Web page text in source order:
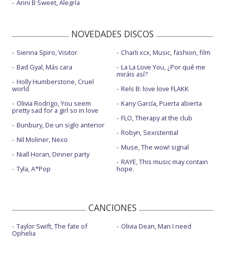
Anni B Sweet, Alegría
NOVEDADES DISCOS
Sienna Spiro, Visitor
Bad Gyal, Más cara
Holly Humberstone, Cruel
world
Olivia Rodrigo, You seem
pretty sad for a girl so in love
Bunbury, De un siglo anterior
Nil Moliner, Nexo
Niall Horan, Dinner party
Tyla, A*Pop
Charli xcx, Music, fashion, film
La La Love You, ¿Por qué me
miráis así?
Rels B: love love FLAKK
Kany García, Puerta abierta
FLO, Therapy at the club
Robyn, Sexistential
Muse, The wow! signal
RAYE, This music may contain
hope.
CANCIONES
Taylor Swift, The fate of
Ophelia
Olivia Dean, Man I need